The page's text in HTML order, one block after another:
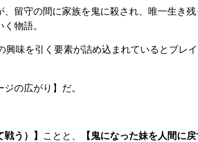
留守の間に家族を鬼に殺され、唯一生き
物語。
味を引く要素が詰め込まれているとブレ
の広がり】だ。
う）】 ことと、
【鬼になった妹を人間に